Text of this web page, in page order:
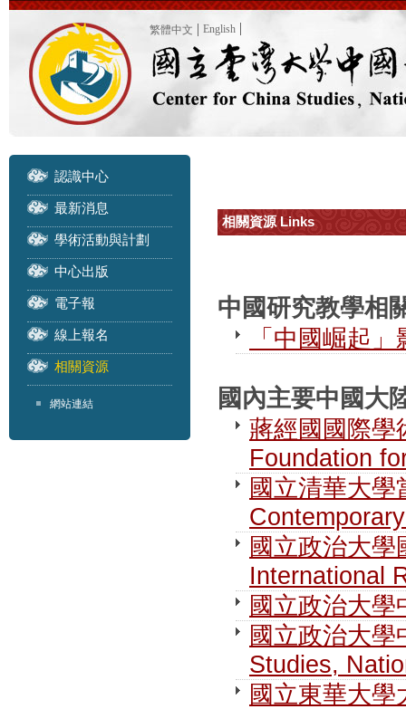
繁體中文 English
認識中心
最新消息
學術活動與計劃
中心出版
電子報
線上報名
相關資源
網站連結
相關資源 Links
中國研究教學相
「中國崛起
國內主要中國大
蔣經國國際學
Foundation
國立清華大
國立政治大
International
國立政治大
國立政治大
Studies,
國立東華大